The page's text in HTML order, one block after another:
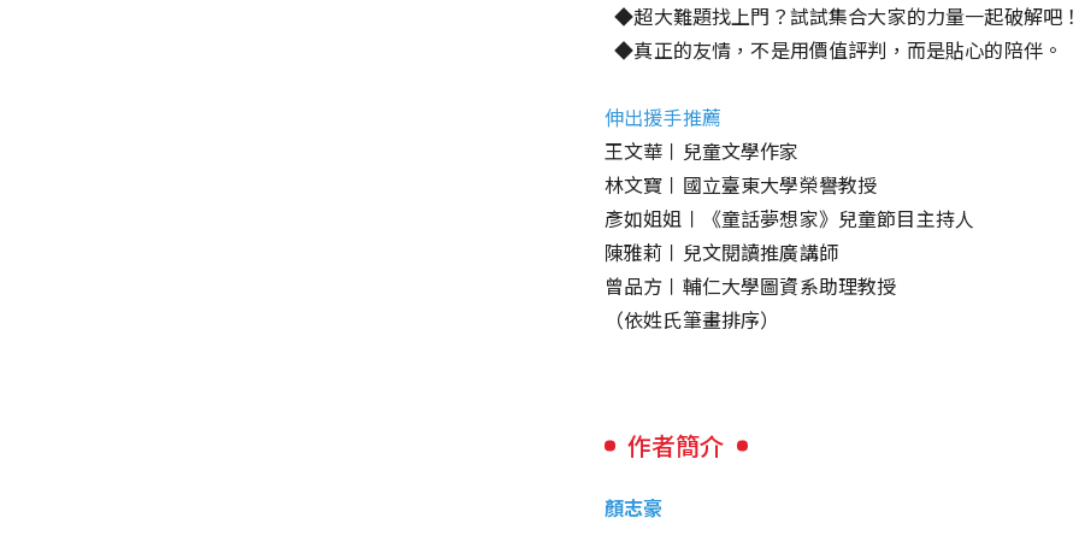
◆超大難題找上門？試試集合大家的力量一起破解吧
◆真正的友情，不是用價值評判，而是貼心的陪伴。
伸出援手推薦
王文華〡兒童文學作家
林文寶〡國立臺東大學榮譽教授
彥如姐姐〡《童話夢想家》兒童節目主持人
陳雅莉〡兒文閱讀推廣講師
曾品方〡輔仁大學圖資系助理教授
（依姓氏筆畫排序）
作者簡介
顏志豪